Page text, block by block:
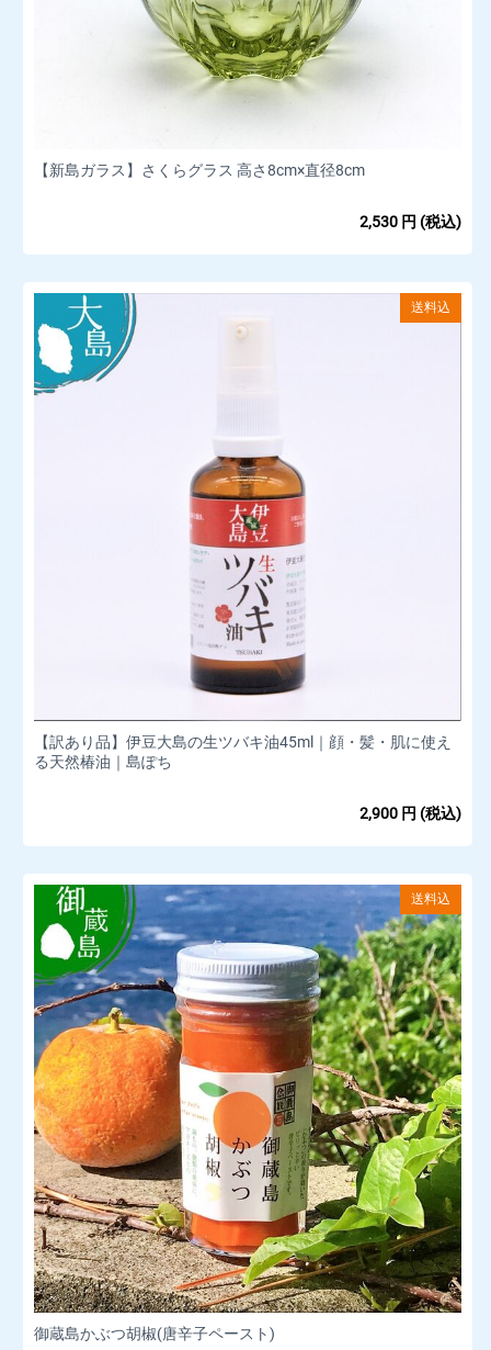
【新島ガラス】さくらグラス 高さ8cm×直径8cm
2,530 円 (税込)
送料込
【訳あり品】伊豆大島の生ツバキ油45ml｜顔・髪・肌に使え
る天然椿油｜島ぽち
2,900 円 (税込)
送料込
御蔵島かぶつ胡椒(唐辛子ペースト)